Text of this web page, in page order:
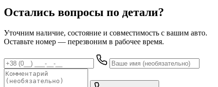
Остались вопросы по детали?
Уточним наличие, состояние и совместимость с вашим авто.
Оставьте номер — перезвоним в рабочее время.